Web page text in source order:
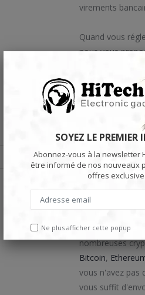
SOYEZ LE PREMIER
Abonnez-vous à la newsletter
être informé de nos nouveaux
offres
Ne plus afficher cette popup
virements
Quand vous
nous vous
d'offres de
frais, pour vous
de votre achat
Depuis sa
devenu un
avec6, 1 millions
l'une des
monde pour le
Via Coinbase,
nombreuses
Bitcoin,
vous n'avez pas
vous suffit